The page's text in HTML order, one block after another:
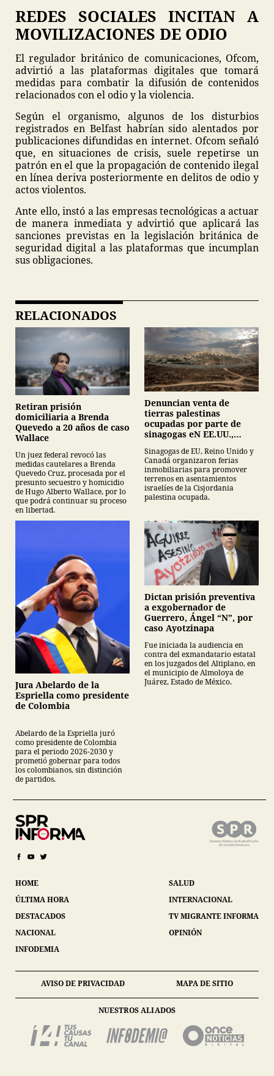
REDES SOCIALES INCITAN A
MOVILIZACIONES DE ODIO
El regulador británico de comunicaciones, Ofcom,
advirtió a las plataformas digitales que tomará
medidas para combatir la difusión de contenidos
relacionados con el odio y la violencia.
Según el organismo, algunos de los disturbios
registrados en Belfast habrían sido alentados por
publicaciones difundidas en internet. Ofcom señaló
que, en situaciones de crisis, suele repetirse un
patrón en el que la propagación de contenido ilegal
en línea deriva posteriormente en delitos de odio y
actos violentos.
Ante ello, instó a las empresas tecnológicas a actuar
de manera inmediata y advirtió que aplicará las
sanciones previstas en la legislación británica de
seguridad digital a las plataformas que incumplan
sus obligaciones.
RELACIONADOS
Retiran prisión
domiciliaria a Brenda
Quevedo a 20 años de caso
Wallace
Un juez federal revocó las
medidas cautelares a Brenda
Quevedo Cruz, procesada por el
presunto secuestro y homicidio
de Hugo Alberto Wallace, por lo
que podrá continuar su proceso
en libertad.
Denuncian venta de
tierras palestinas
ocupadas por parte de
sinagogas eN EE.UU.,
Sinagogas de EU, Reino Unido y
Canadá organizaron ferias
inmobiliarias para promover
terrenos en asentamientos
israelíes de la Cisjordania
palestina ocupada.
Jura Abelardo de la
Espriella como presidente
de Colombia
Abelardo de la Espriella juró
como presidente de Colombia
para el periodo 2026-2030 y
prometió gobernar para todos
los colombianos, sin distinción
de partidos.
Dictan prisión preventiva
a exgobernador de
Guerrero, Ángel “N”, por
caso Ayotzinapa
Fue iniciada la audiencia en
contra del exmandatario estatal
en los juzgados del Altiplano, en
el municipio de Almoloya de
Juárez, Estado de México.
HOME
ÚLTIMA HORA
DESTACADOS
NACIONAL
INFODEMIA
SALUD
INTERNACIONAL
TV MIGRANTE INFORMA
OPINIÓN
AVISO DE PRIVACIDAD MAPA DE SITIO
NUESTROS ALIADOS